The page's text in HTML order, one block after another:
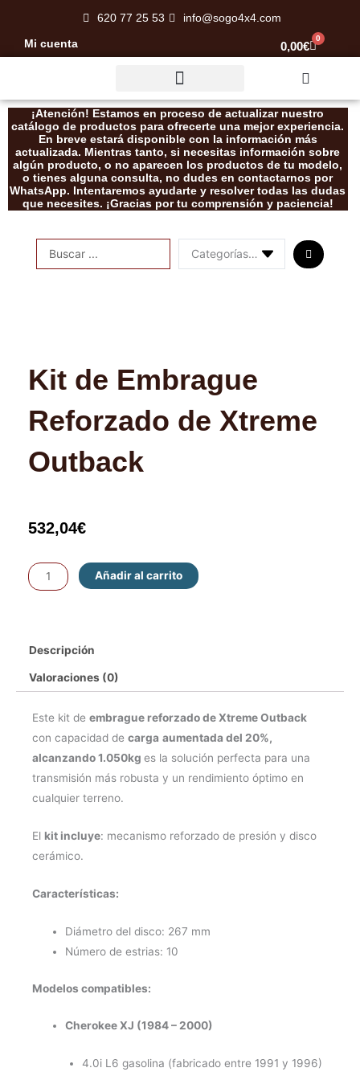
contenido
620 77 25 53 info@sogo4x4.com
Mi cuenta 0,00€
0
Carrito
¡Atención! Estamos en proceso de actualizar nuestro
catálogo de productos para ofrecerte una mejor experiencia.
En breve estará disponible con la información más
actualizada. Mientras tanto, si necesitas información sobre
algún producto, o no aparecen los productos de tu modelo,
o tienes alguna consulta, no dudes en contactarnos por
WhatsApp. Intentaremos ayudarte y resolver todas las dudas
que necesites. ¡Gracias por tu comprensión y paciencia!
Search
...
Kit de Embrague
Reforzado de Xtreme
Outback
532,04€
Kit
de
de
Xtreme
Outback
cantidad
Añadir al carrito
Descripción
Valoraciones (0)
Este kit de embrague reforzado de Xtreme Outback
con capacidad de carga aumentada del 20%,
alcanzando 1.050kg es la solución perfecta para una
transmisión más robusta y un rendimiento óptimo en
cualquier terreno.
El kit incluye: mecanismo reforzado de presión y disco
cerámico.
Características:
Diámetro del disco: 267 mm
Número de estrias: 10
Modelos compatibles:
Cherokee XJ (1984 – 2000)
4.0i L6 gasolina (fabricado entre 1991 y 1996)